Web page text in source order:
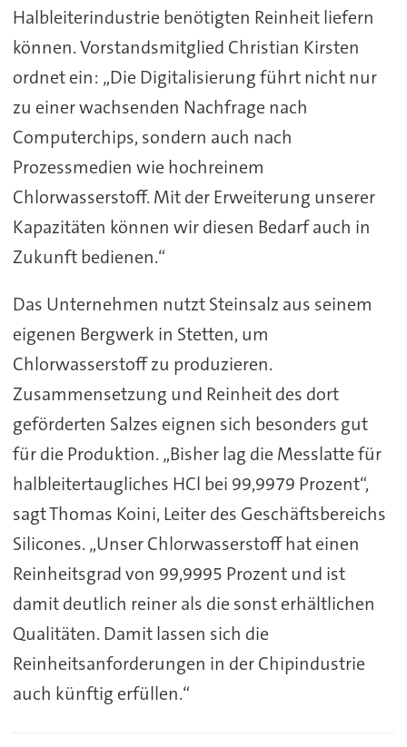
Halbleiterindustrie benötigten Reinheit liefern
können. Vorstandsmitglied Christian Kirsten
ordnet ein: „Die Digitalisierung führt nicht nur
zu einer wachsenden Nachfrage nach
Computerchips, sondern auch nach
Prozessmedien wie hochreinem
Chlorwasserstoff. Mit der Erweiterung unserer
Kapazitäten können wir diesen Bedarf auch in
Zukunft bedienen.“
Das Unternehmen nutzt Steinsalz aus seinem
eigenen Bergwerk in Stetten, um
Chlorwasserstoff zu produzieren.
Zusammensetzung und Reinheit des dort
geförderten Salzes eignen sich besonders gut
für die Produktion. „Bisher lag die Messlatte für
halbleitertaugliches HCl bei 99,9979 Prozent“,
sagt Thomas Koini, Leiter des Geschäftsbereichs
Silicones. „Unser Chlorwasserstoff hat einen
Reinheitsgrad von 99,9995 Prozent und ist
damit deutlich reiner als die sonst erhältlichen
Qualitäten. Damit lassen sich die
Reinheitsanforderungen in der Chipindustrie
auch künftig erfüllen.“